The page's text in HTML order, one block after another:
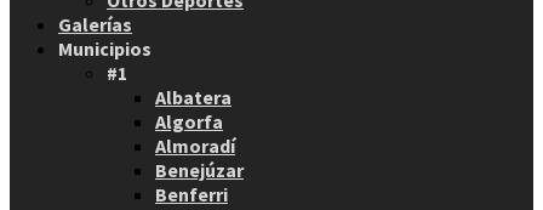
Galerías
Municipios
#1
Albatera
Algorfa
Almoradí
Benejúzar
Benferri